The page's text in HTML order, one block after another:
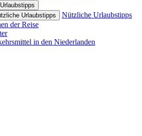
Urlaubstipps
Nützliche Urlaubstipps
der Reise
in den Niederlanden